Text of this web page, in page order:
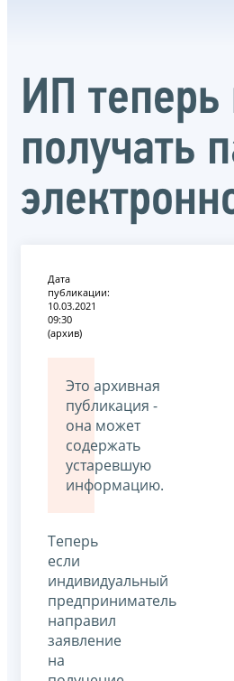
ИП теперь
получать
Дата
публикации:
10.03.2021
09:30
(архив)
Это архивная
публикация -
она может
содержать
устаревшую
информацию.
Теперь
если
индивидуальный
предприниматель
направил
заявление
на